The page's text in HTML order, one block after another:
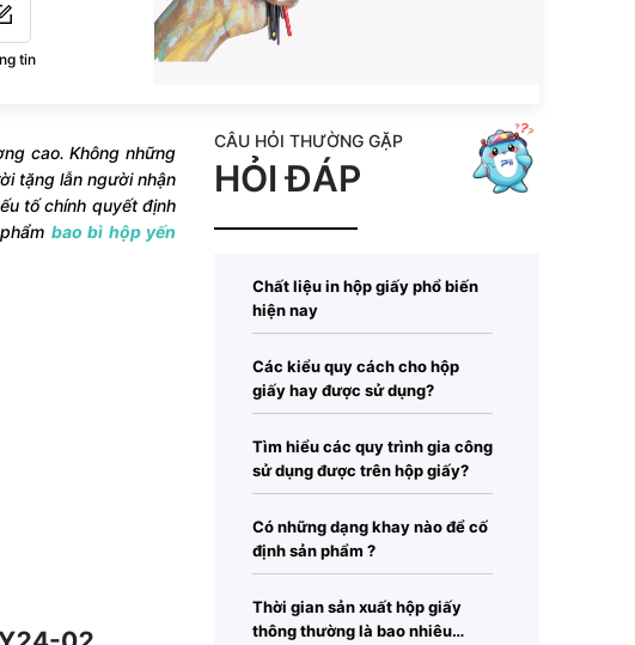
tin
cao. Không những
tặng lẫn người nhận
tố chính quyết định
bao bì hộp yến
CÂU HỎI THƯỜNG GẶP
HỎI ĐÁP
Chất liệu in hộp giấy phổ biến
hiện nay
Các kiểu quy cách cho hộp
giấy hay được sử dụng?
Tìm hiểu các quy trình gia công
sử dụng được trên hộp giấy?
Có những dạng khay nào để cố
định sản phẩm ?
Thời gian sản xuất hộp giấy
thông thường là bao nhiêu